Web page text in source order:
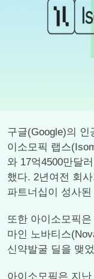
구글(Google)의
이소모픽 랩스
와 17억4500만달
했다. 2년여전 회
파트너십이 성사
또한 아이소모픽
마인 노바티스
신약발굴 딜을 맺
아이소모픽은 지